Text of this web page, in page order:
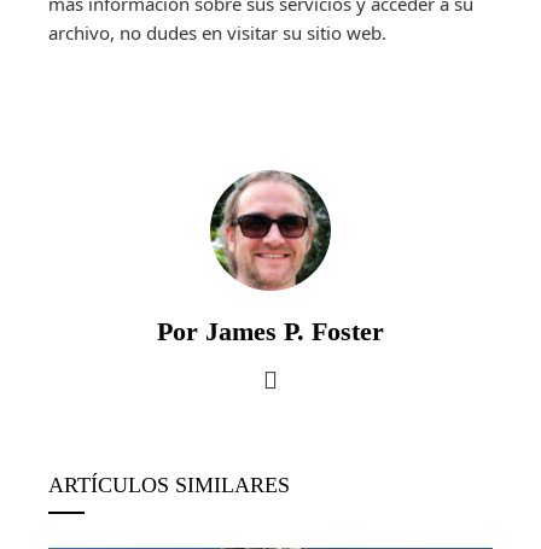
archivo, no dudes en visitar su sitio web.
Por James P. Foster
ARTÍCULOS SIMILARES